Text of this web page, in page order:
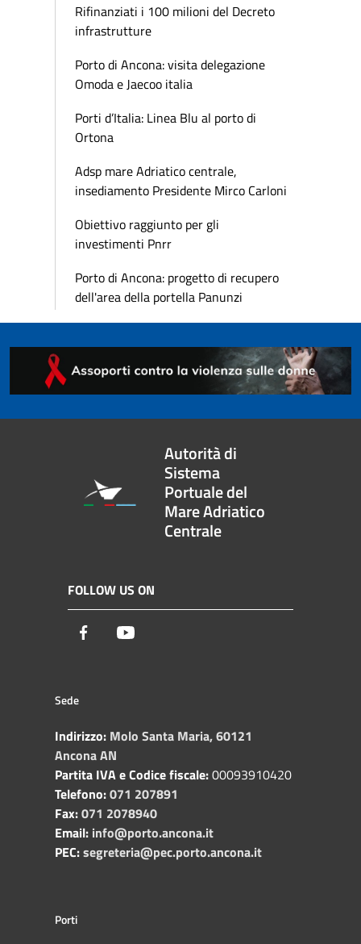
Rifinanziati i 100 milioni del Decreto
infrastrutture
Porto di Ancona: visita delegazione
Omoda e Jaecoo italia
Porti d’Italia: Linea Blu al porto di
Ortona
Adsp mare Adriatico centrale,
insediamento Presidente Mirco Carloni
Obiettivo raggiunto per gli
investimenti Pnrr
Porto di Ancona: progetto di recupero
dell'area della portella Panunzi
Autorità di
Sistema
Portuale del
Mare Adriatico
Centrale
FOLLOW US ON
Facebook
Sede
Indirizzo: Molo Santa Maria, 60121
Ancona AN
Partita IVA e Codice fiscale:00093910420
Telefono:071 207891
Fax:071 2078940
Email: info@porto.ancona.it
PEC:segreteria@pec.porto.ancona.it
Porti